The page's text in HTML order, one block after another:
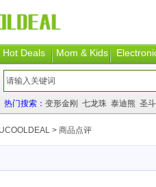
Hot Deals Mom & Kids
热门搜索： 变形金刚 七龙珠 泰迪熊 圣
> 商品点评